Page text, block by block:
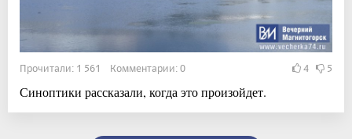
Прочитали: 1 561 Комментарии: 0 4 5
Синоптики рассказали, когда это произойдет.